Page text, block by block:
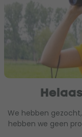
We hebben
hebben we geen